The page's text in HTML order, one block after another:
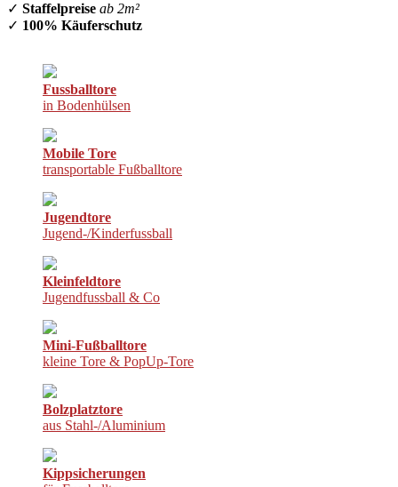
✓ Staffelpreise ab 2m²
✓ 100% Käuferschutz
Fussballtore
in Bodenhülsen
Mobile Tore
transportable Fußballtore
Jugendtore
Jugend-/Kinderfussball
Kleinfeldtore
Jugendfussball & Co
Mini-Fußballtore
kleine Tore & PopUp-Tore
Bolzplatztore
aus Stahl-/Aluminium
Kippsicherungen